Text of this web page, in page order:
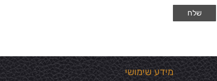
מידע שימושי